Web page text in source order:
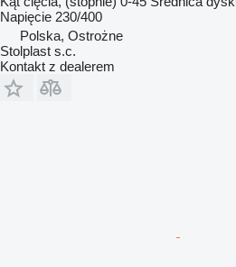
Napięcie 230/400
Polska, Ostrożne
Stolplast s.c.
Kontakt z dealerem